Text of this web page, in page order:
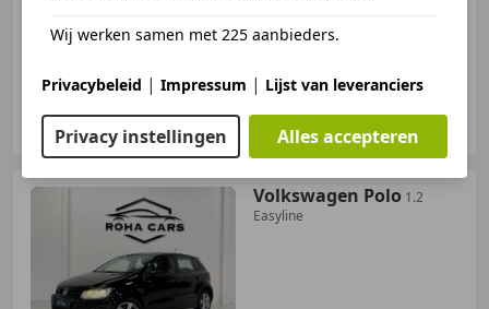
NL-7602 PW ALMELO
Volkswagen Polo 1.2
Easyline
Wij werken samen met 225 aanbieders.
Privacybeleid | Impressum | Lijst van leveranciers
Privacy instellingen Alles accepteren